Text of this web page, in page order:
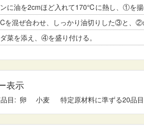
に油を2cmほど入れて170℃に熱し、①を
を混ぜ合わせ、しっかり油切りした③と、②
菜を添え、④を盛り付ける。
表示
目 卵 小麦 特定原材料に準ずる20品目